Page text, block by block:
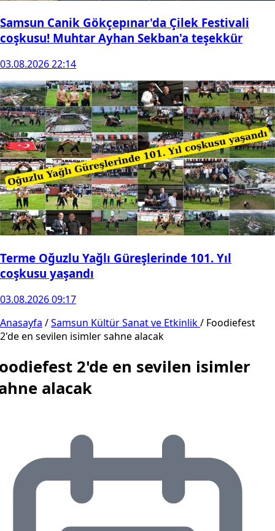
Samsun Canik Gökçepınar'da Çilek Festivali
coşkusu! Muhtar Ayhan Sekban'a teşekkür
03.08.2026 22:14
Terme Oğuzlu Yağlı Güreşlerinde 101. Yıl
coşkusu yaşandı
03.08.2026 09:17
Anasayfa /Samsun Kültür Sanat ve Etkinlik/ Foodiefest
2'de en sevilen isimler sahne alacak
2'de en sevilen isimler
alacak